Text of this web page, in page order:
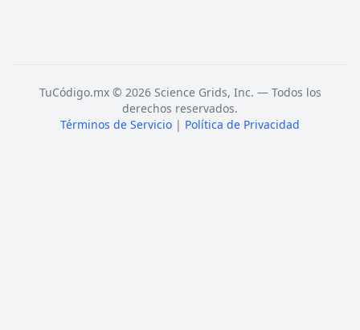
TuCódigo.mx © 2026 Science Grids, Inc. — Todos los
derechos reservados.
Términos de Servicio | Política de Privacidad